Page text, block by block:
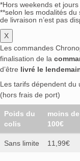
*Hors weekends et
**selon les modalités
de livraison n’est pas
X
Les commandes
finalisation de la
d’être livré le
Les tarifs dépendent du
(hors frais de port)
Poids du
colis
moins de
100€
Sans limite 11,99€